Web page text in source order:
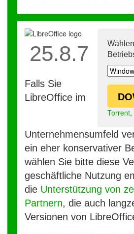
Torrent,
25.8.7
Falls Sie
LibreOffice im
Unternehmensumfeld
ein eher konservativer
wählen Sie bitte diese
geschäftliche Nutzung
die Unterstützung von
Partnern, die auch
Versionen von